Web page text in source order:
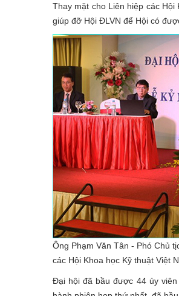
Thay mặt cho Liên hiệp các
giúp đỡ Hội ĐLVN để Hội có
Ông Phạm Văn Tân - Phó Chủ
các Hội Khoa học Kỹ thuật Việt
Đại hội đã bầu được 44 ủy viên